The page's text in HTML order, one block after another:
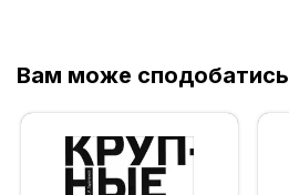
Вам може сподобатись